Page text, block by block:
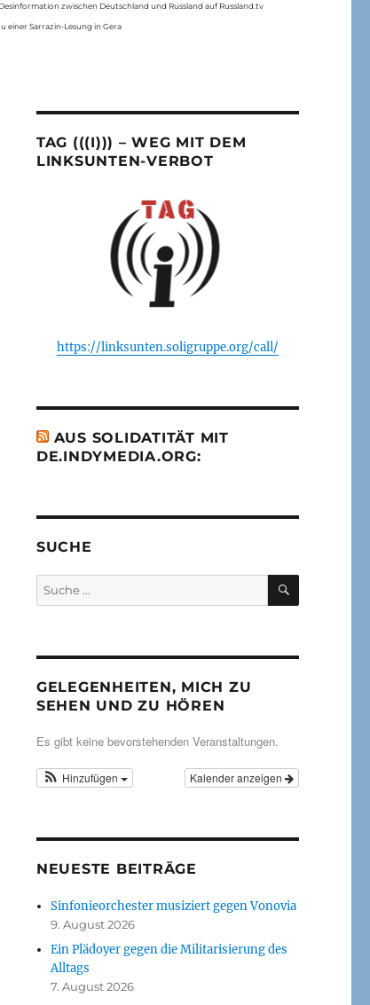
zwischen Deutschland und Russland auf Russland.tv
einer Sarrazin-Lesung in Gera
TAG (((I))) – WEG MIT DEM
LINKSUNTEN-VERBOT
https://linksunten.soligruppe.org/call/
AUS SOLIDATITÄT MIT
DE.INDYMEDIA.ORG:
SUCHE
Suche
nach:
SUCHEN
GELEGENHEITEN, MICH ZU
SEHEN UND ZU HÖREN
Es gibt keine bevorstehenden Veranstaltungen.
Kalender anzeigen
Hinzufügen
NEUESTE BEITRÄGE
Sinfonieorchester musiziert gegen Vonovia
9. August 2026
Ein Plädoyer gegen die Militarisierung des
Alltags
7. August 2026